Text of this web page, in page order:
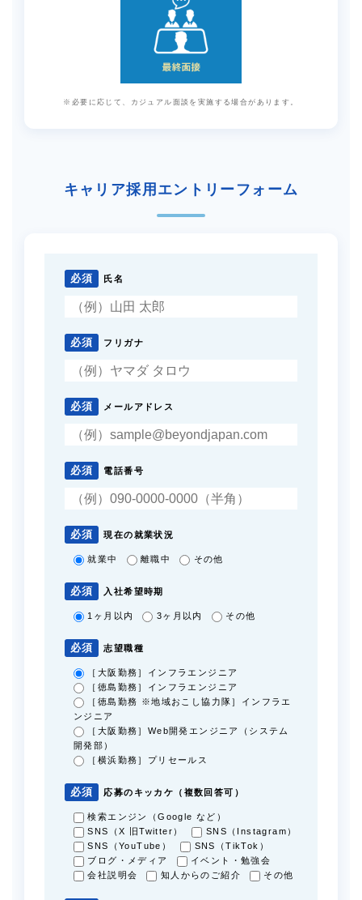
※必要に応じて、カジュアル面談を実施する場合があります。
キャリア採用エントリーフォーム
必須 氏名
必須 フリガナ
必須 メールアドレス
必須 電話番号
必須 現在の就業状況
就業中 離職中 その他
必須 入社希望時期
1ヶ月以内 3ヶ月以内 その他
必須 志望職種
［大阪勤務］インフラエンジニア
［徳島勤務］インフラエンジニア
［徳島勤務 ※地域おこし協力隊］インフラエ
ンジニア
［大阪勤務］Web開発エンジニア（システム
開発部）
［横浜勤務］プリセールス
必須 応募のキッカケ（複数回答可）
検索エンジン（Google など）
SNS（X 旧Twitter）
SNS（Instagram）
SNS（YouTube）
SNS（TikTok）
ブログ・メディア
イベント・勉強会
会社説明会
知人からのご紹介 その他